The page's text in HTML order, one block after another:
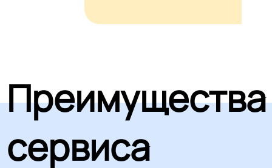
Преимущества
сервиса